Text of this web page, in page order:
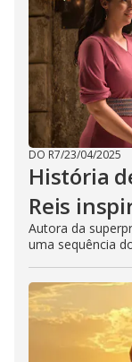
DO R7/23/04/2025
História
Reis
Autora da
uma sequência